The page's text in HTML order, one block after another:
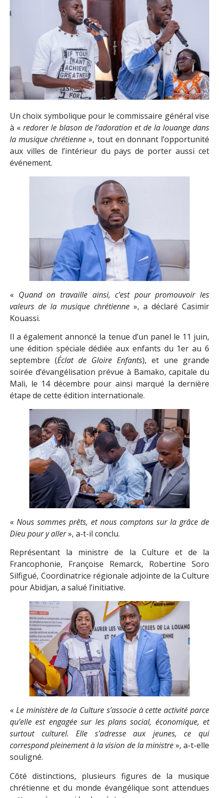
Un choix symbolique pour le commissaire général vise
à « redorer le blason de l’adoration et de la louange dans
la musique chrétienne », tout en donnant l’opportunité
aux villes de l’intérieur du pays de porter aussi cet
événement.
« Quand on travaille ainsi, c’est pour promouvoir les
valeurs de la musique chrétienne », a déclaré Casimir
Kouassi.
Il a également annoncé la tenue d’un panel le 11 juin,
une édition spéciale dédiée aux enfants du 1er au 6
septembre (Éclat de Gloire Enfants), et une grande
soirée d’évangélisation prévue à Bamako, capitale du
Mali, le 14 décembre pour ainsi marqué la dernière
étape de cette édition internationale.
« Nous sommes prêts, et nous comptons sur la grâce de
Dieu pour y aller», a-t-il conclu.
Représentant la ministre de la Culture et de la
Francophonie, Françoise Remarck, Robertine Soro
Silfigué, Coordinatrice régionale adjointe de la Culture
pour Abidjan, a salué l’initiative.
« Le ministère de la Culture s’associe à cette activité parce
qu’elle est engagée sur les plans social, économique, et
surtout culturel. Elle s’adresse aux jeunes, ce qui
correspond pleinement à la vision de la ministre», a-t-elle
souligné.
Côté distinctions, plusieurs figures de la musique
chrétienne et du monde évangélique sont attendues